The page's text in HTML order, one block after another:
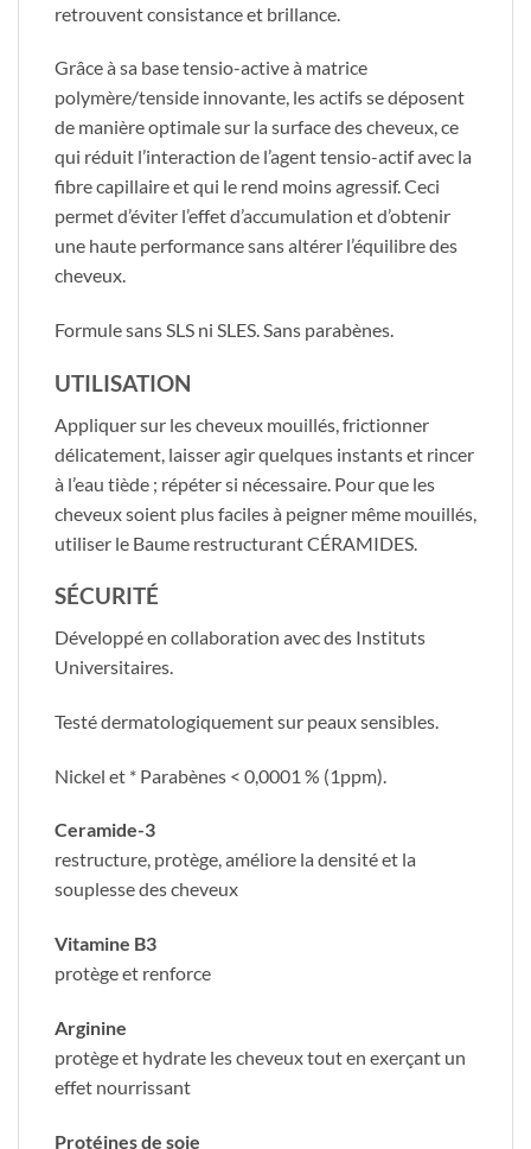
retrouvent consistance et brillance.
Grâce à sa base tensio-active à matrice
polymère/tenside innovante, les actifs se déposent
de manière optimale sur la surface des cheveux, ce
qui réduit l’interaction de l’agent tensio-actif avec la
fibre capillaire et qui le rend moins agressif. Ceci
permet d’éviter l’effet d’accumulation et d’obtenir
une haute performance sans altérer l’équilibre des
cheveux.
Formule sans SLS ni SLES. Sans parabènes.
UTILISATION
​Appliquer sur les cheveux mouillés, frictionner
délicatement, laisser agir quelques instants et rincer
à l’eau tiède ; répéter si nécessaire. Pour que les
cheveux soient plus faciles à peigner même mouillés,
utiliser le Baume restructurant CÉRAMIDES.
SÉCURITÉ
Développé en collaboration avec des Instituts
Universitaires.
Testé dermatologiquement sur peaux sensibles.
Nickel et * Parabènes < 0,0001 % (1ppm).
Ceramide-3
restructure, protège, améliore la densité et la
souplesse des cheveux
Vitamine B3
protège et renforce
Arginine
protège et hydrate les cheveux tout en exerçant un
effet nourrissant
Protéines de soie